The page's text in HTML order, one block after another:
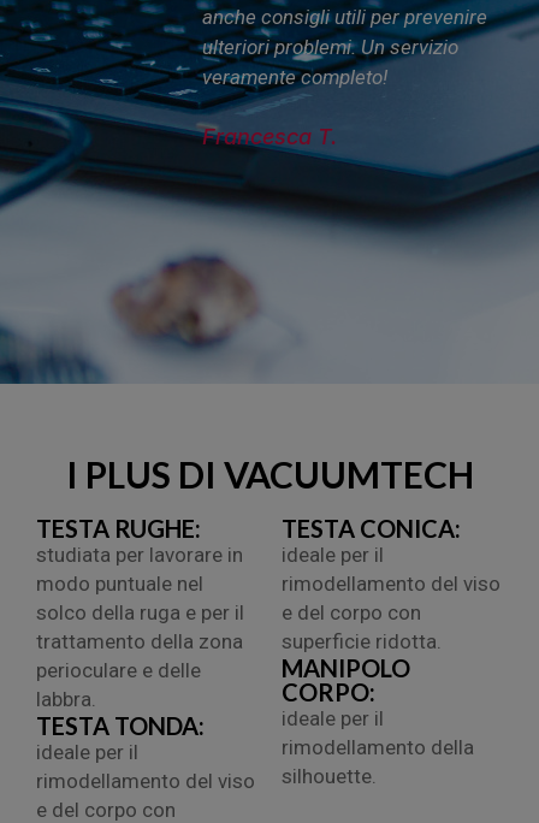
anche consigli utili per prevenire
ulteriori problemi. Un servizio
veramente completo!
Francesca T.
I PLUS DI VACUUMTECH
TESTA RUGHE:
studiata per lavorare in
modo puntuale nel
solco della ruga e per il
trattamento della zona
perioculare e delle
labbra.
TESTA TONDA:
ideale per il
rimodellamento del viso
e del corpo con
TESTA CONICA:
ideale per il
rimodellamento del viso
e del corpo con
superficie ridotta.
MANIPOLO
CORPO:
ideale per il
rimodellamento della
silhouette.